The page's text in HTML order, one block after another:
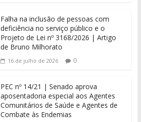
Falha na inclusão de pessoas com
deficiência no serviço público e o
Projeto de Lei nº 3168/2026 | Artigo
de Bruno Milhorato
16 de julho de 2026 0
PEC nº 14/21 | Senado aprova
aposentadoria especial aos Agentes
Comunitários de Saúde e Agentes de
Combate às Endemias